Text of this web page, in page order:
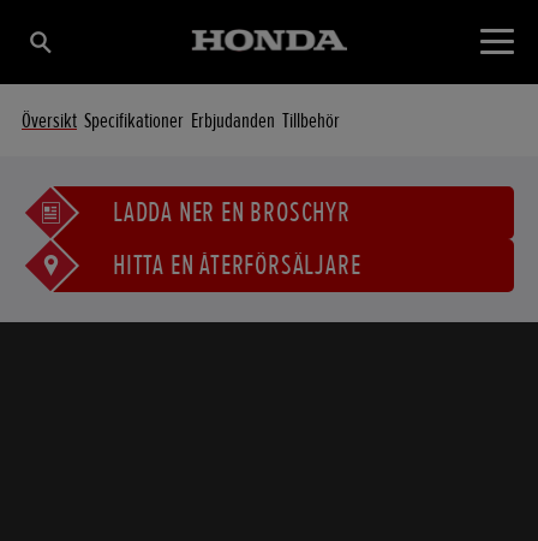
Översikt Specifikationer Erbjudanden Tillbehör
LADDA NER EN BROSCHYR
HITTA EN ÅTERFÖRSÄLJARE